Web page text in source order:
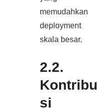
memudahkan
deployment
skala besar.
2.2.
Kontribu
si